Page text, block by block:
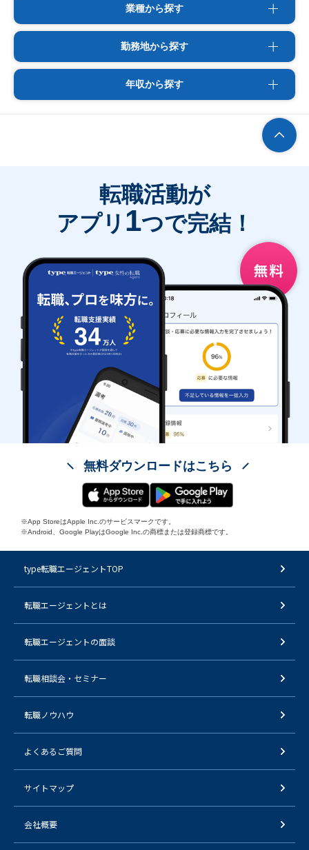
業種から探す
勤務地から探す
年収から探す
転職活動が
アプリ 1つで完結！
無料ダウンロードはこちら
※App StoreはApple Inc.のサービスマークです。
※Android、Google PlayはGoogle Inc.の商標または登録商標です。
type転職エージェントTOP
転職エージェントとは
転職エージェントの面談
転職相談会・セミナー
転職ノウハウ
よくあるご質問
サイトマップ
会社概要